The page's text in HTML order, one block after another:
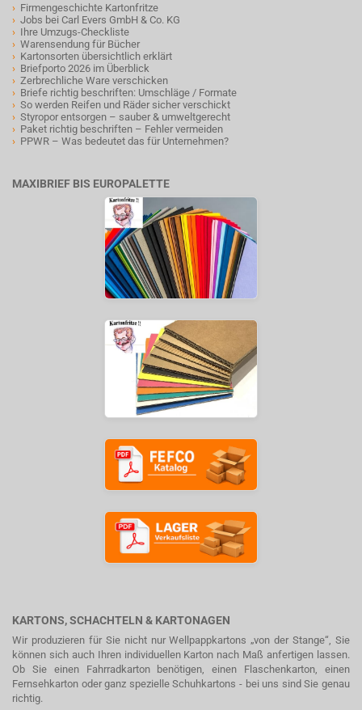
› Firmengeschichte Kartonfritze
› Jobs bei Carl Evers GmbH & Co. KG
› Ihre Umzugs-Checkliste
› Warensendung für Bücher
› Kartonsorten übersichtlich erklärt
› Briefporto 2026 im Überblick
› Zerbrechliche Ware verschicken
› Briefe richtig beschriften: Umschläge / Formate
› So werden Reifen und Räder sicher verschickt
› Styropor entsorgen – sauber & umweltgerecht
› Paket richtig beschriften – Fehler vermeiden
› PPWR – Was bedeutet das für Unternehmen?
MAXIBRIEF BIS EUROPALETTE
KARTONS, SCHACHTELN & KARTONAGEN
Wir produzieren für Sie nicht nur Wellpappkartons „von der Stange“, Sie
können sich auch Ihren individuellen Karton nach Maß anfertigen lassen.
Ob Sie einen Fahrradkarton benötigen, einen Flaschenkarton, einen
Fernsehkarton oder ganz spezielle Schuhkartons - bei uns sind Sie genau
richtig.